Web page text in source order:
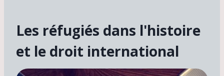
Les réfugiés dans l'histoire
et le droit international